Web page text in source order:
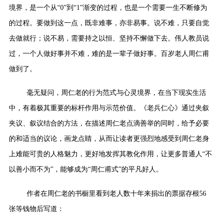
境界，是一个从“0”到“1”渐变的过程，也是一个需要一生不断修为
的过程。要做到这一点，既非难事，亦非易事。说不难，只要自觉
去做就行；说不易，需要持之以恒、坚持不懈做下去。伟人教员说
过，一个人做好事并不难，难的是一辈子做好事。百岁老人周仁甫
做到了。
毫无疑问，周仁老的行为范式与心灵境界，在当下现实生活
中，有着极其重要的标杆作用与示范价值。《老兵仁心》通过夹叙
夹议、叙议结合的方法，在描述周仁老点滴善举的同时，给予必要
的和适当的议论，画龙点睛，从而让读者更强烈地感受到周仁老身
上难能可贵的人格魅力，更好地发挥其教化作用，让更多普通人“不
以善小而不为”，能够成为“周仁甫式”的平凡好人。
作者在周仁老的书橱里看到老人数十年来捐出的票据存根56
张等钱物后写道：